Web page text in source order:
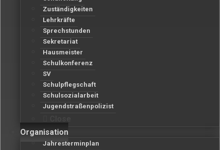
Zuständigkeiten
Lehrkräfte
Sprechstunden
Sekretariat
Hausmeister
Schulkonferenz
SV
Schulpflegschaft
Schulsozialarbeit
Jugendstraßenpolizist
Organisation
Jahresterminplan